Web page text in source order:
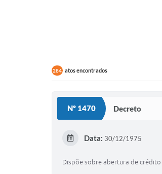
284 atos encontrados
Nº 1470 Decreto
Data: 30/12/1975
Dispõe sobre abertura de crédito